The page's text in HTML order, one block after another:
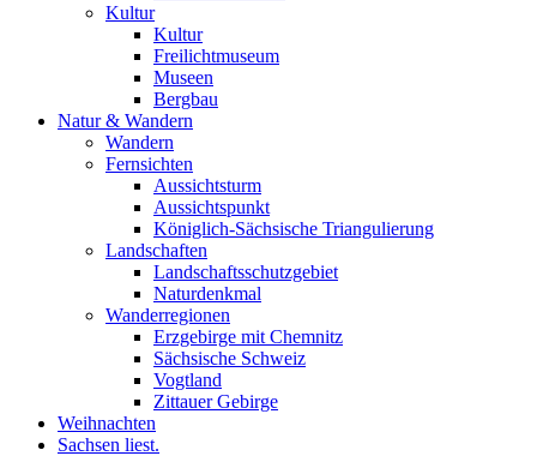
Kultur
Kultur
Freilichtmuseum
Museen
Bergbau
Natur & Wandern
Wandern
Fernsichten
Aussichtsturm
Aussichtspunkt
Königlich-Sächsische Triangulierung
Landschaften
Landschaftsschutzgebiet
Naturdenkmal
Wanderregionen
Erzgebirge mit Chemnitz
Sächsische Schweiz
Vogtland
Zittauer Gebirge
Weihnachten
Sachsen liest.